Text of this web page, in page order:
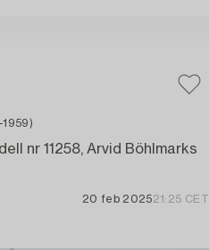
nr 11258, Arvid Böhlmarks
20 feb 202521:25 CET